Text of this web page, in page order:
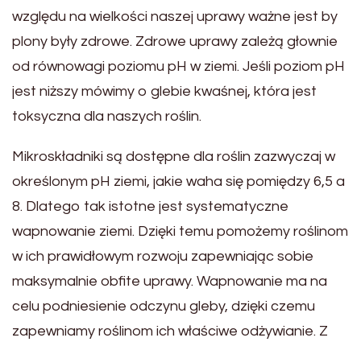
względu na wielkości naszej uprawy ważne jest by
plony były zdrowe. Zdrowe uprawy zależą głownie
od równowagi poziomu pH w ziemi. Jeśli poziom pH
jest niższy mówimy o glebie kwaśnej, która jest
toksyczna dla naszych roślin.
Mikroskładniki są dostępne dla roślin zazwyczaj w
określonym pH ziemi, jakie waha się pomiędzy 6,5 a
8. Dlatego tak istotne jest systematyczne
wapnowanie ziemi. Dzięki temu pomożemy roślinom
w ich prawidłowym rozwoju zapewniając sobie
maksymalnie obfite uprawy. Wapnowanie ma na
celu podniesienie odczynu gleby, dzięki czemu
zapewniamy roślinom ich właściwe odżywianie. Z